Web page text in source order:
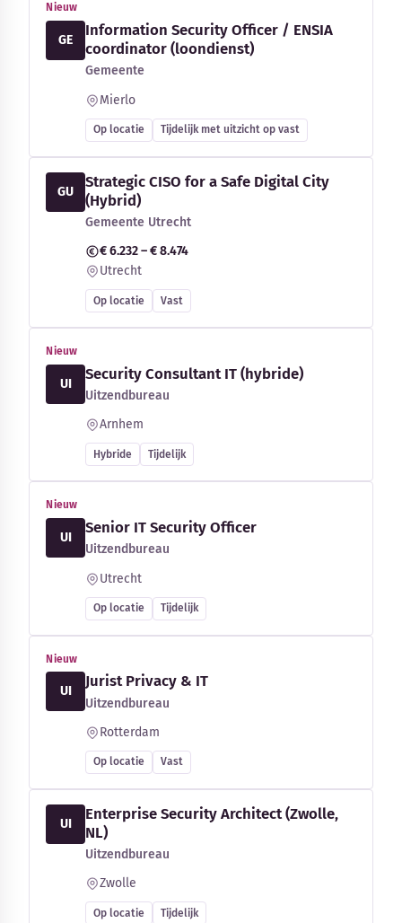
Nieuw
GE
Information Security Officer / ENSIA
coordinator (loondienst)
Gemeente
Mierlo
Op locatie Tijdelijk met uitzicht op vast
GU
Strategic CISO for a Safe Digital City
(Hybrid)
Gemeente Utrecht
€ 6.232 – € 8.474
Utrecht
Op locatie Vast
Nieuw
UI
Security Consultant IT (hybride)
Uitzendbureau
Arnhem
Hybride Tijdelijk
Nieuw
UI
Senior IT Security Officer
Uitzendbureau
Utrecht
Op locatie Tijdelijk
Nieuw
UI
Jurist Privacy & IT
Uitzendbureau
Rotterdam
Op locatie Vast
UI
Enterprise Security Architect (Zwolle,
NL)
Uitzendbureau
Zwolle
Op locatie Tijdelijk